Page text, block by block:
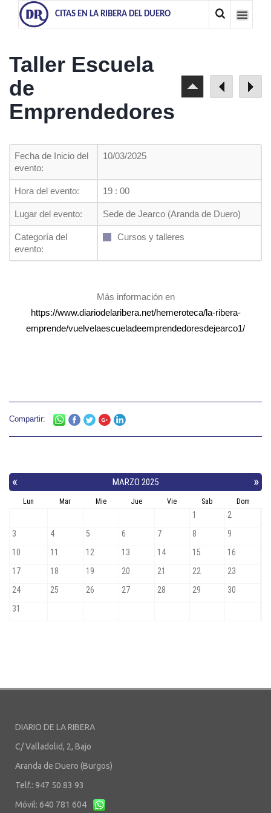
CITAS EN LA RIBERA DEL DUERO
Taller Escuela
de
Emprendedores
Fecha de Inicio del
evento:
10/03/2025
Hora del evento: 19 : 00
Lugar del evento: Sede de Jearco (Aranda de Duero)
Categoría del
evento:
Cursos y talleres
Más información en
https://www.diariodelaribera.net/hemeroteca/la-ribera-
emprende/vuelvelaescueladeemprendedoresdejearco1/
Compartir:
DIARIO DE LA RIBERA
C/ Valladolid, 2, Bajo
Aranda de Duero (Burgos)
Telf.: 947 50 83 93
Móvil: 640 781 604